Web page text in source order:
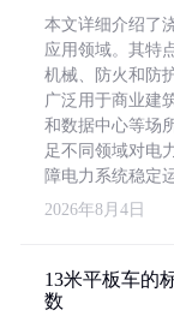
本文详细介绍了
应用领域。其特
机械、防火和防
广泛用于商业建
和数据中心等场
足不同领域对电
障电力系统稳定
2026年8月4日
13米平板车的
数